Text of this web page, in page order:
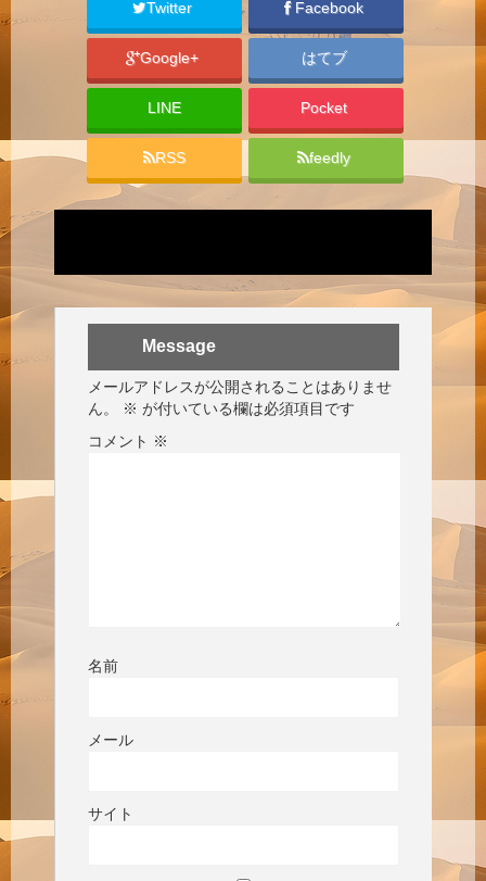
Twitter Facebook
Google+ はてブ
LINE Pocket
RSS feedly
Message
メールアドレスが公開されることはありませ
ん。
※ が付いている欄は必須項目です
コメント ※
名前
メール
サイト